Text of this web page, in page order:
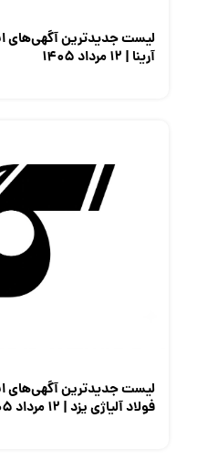
لیست جدیدترین آگهی‌های
آرینا | ۱۲ مرداد ۱۴۰۵
لیست جدیدترین آگهی‌های
فولاد آلیاژی یزد | ۱۲ مرداد ۱۴۰۵